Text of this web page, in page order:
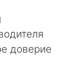
доверие